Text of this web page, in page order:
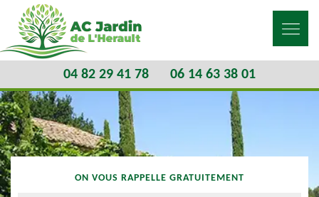
04 82 29 41 78 06 14 63 38 01
ON VOUS RAPPELLE GRATUITEMENT